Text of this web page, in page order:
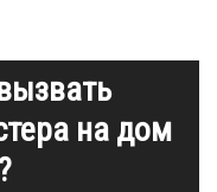
на дом